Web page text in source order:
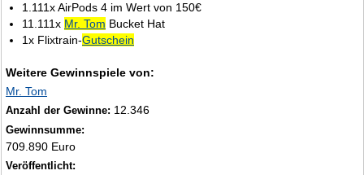
1.111x AirPods 4 im Wert von 150€
11.111x Mr. Tom Bucket Hat
1x Flixtrain-Gutschein
Weitere Gewinnspiele von:
Mr. Tom
Anzahl der Gewinne: 12.346
Gewinnsumme:
709.890 Euro
Veröffentlicht: